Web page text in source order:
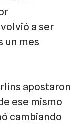
a ser
un mes
apostaron
ese mismo
cambiando